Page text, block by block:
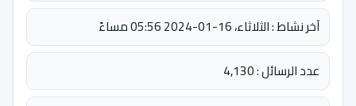
آخر نشاط : الثلاثاء، 16-01-2024 05:56 مساءً
عدد الرسائل : 4,130